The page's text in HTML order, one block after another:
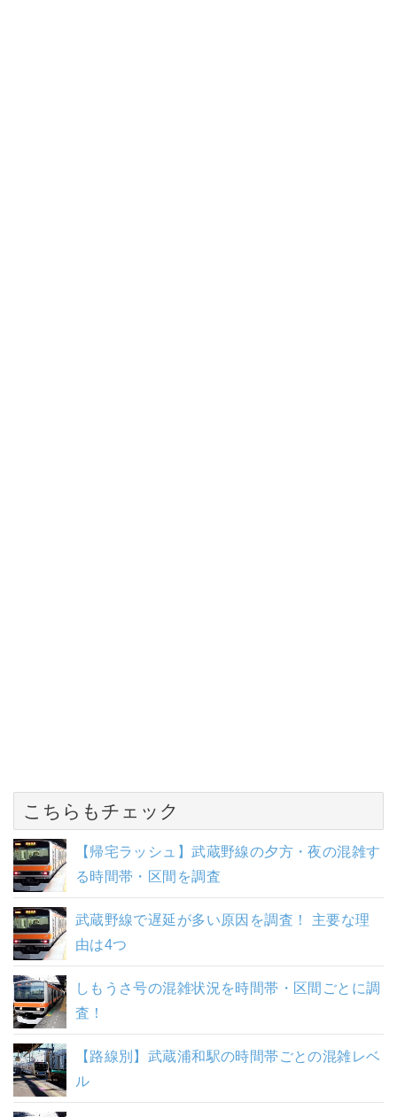
こちらもチェック
【帰宅ラッシュ】武蔵野線の夕方・夜の混雑す
る時間帯・区間を調査
武蔵野線で遅延が多い原因を調査！ 主要な理
由は4つ
しもうさ号の混雑状況を時間帯・区間ごとに調
査！
【路線別】武蔵浦和駅の時間帯ごとの混雑レベ
ル